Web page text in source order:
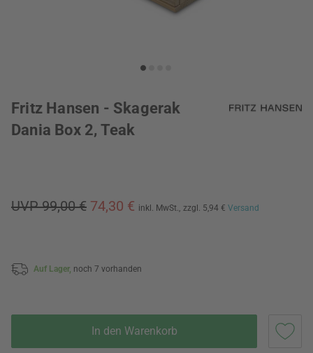
Fritz Hansen - Skagerak
Dania Box 2, Teak
UVP 99,00 € 74,30 € inkl. MwSt., zzgl. 5,94 € Versand
Auf Lager, noch 7 vorhanden
In den Warenkorb